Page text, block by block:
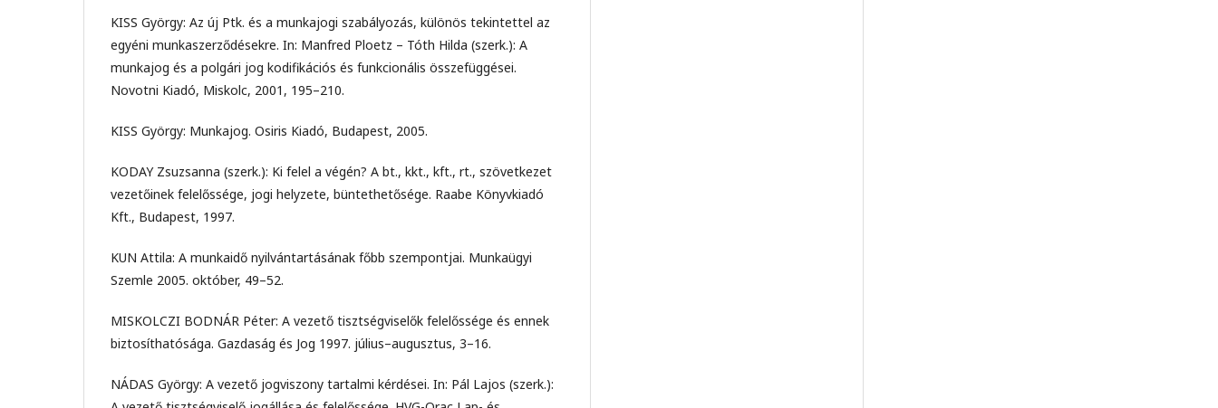
KISS György: Az új Ptk. és a munkajogi szabályozás, különös tekintettel az
egyéni munkaszerződésekre. In: Manfred Ploetz – Tóth Hilda (szerk.): A
munkajog és a polgári jog kodifikációs és funkcionális összefüggései.
Novotni Kiadó, Miskolc, 2001, 195–210.
KISS György: Munkajog. Osiris Kiadó, Budapest, 2005.
KODAY Zsuzsanna (szerk.): Ki felel a végén? A bt., kkt., kft., rt., szövetkezet
vezetőinek felelőssége, jogi helyzete, büntethetősége. Raabe Könyvkiadó
Kft., Budapest, 1997.
KUN Attila: A munkaidő nyilvántartásának főbb szempontjai. Munkaügyi
Szemle 2005. október, 49–52.
MISKOLCZI BODNÁR Péter: A vezető tisztségviselők felelőssége és ennek
biztosíthatósága. Gazdaság és Jog 1997. július–augusztus, 3–16.
NÁDAS György: A vezető jogviszony tartalmi kérdései. In: Pál Lajos (szerk.):